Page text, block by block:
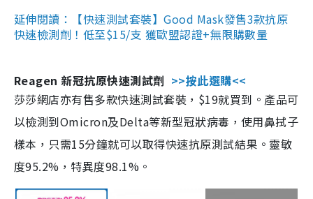
延伸閱讀：【快速測試套裝】Good Mask發售3款抗原
快速檢測劑！低至$15/支 獲歐盟認證+無限購數量
Reagen 新冠抗原快速測試劑 >>按此選購<<
莎莎網店亦有售多款快速測試套裝，$19就買到。產品可
以檢測到Omicron及Delta等新型冠狀病毒，使用鼻拭子
樣本，只需15分鐘就可以取得快速抗原測試結果。靈敏
度95.2%，特異度98.1%。